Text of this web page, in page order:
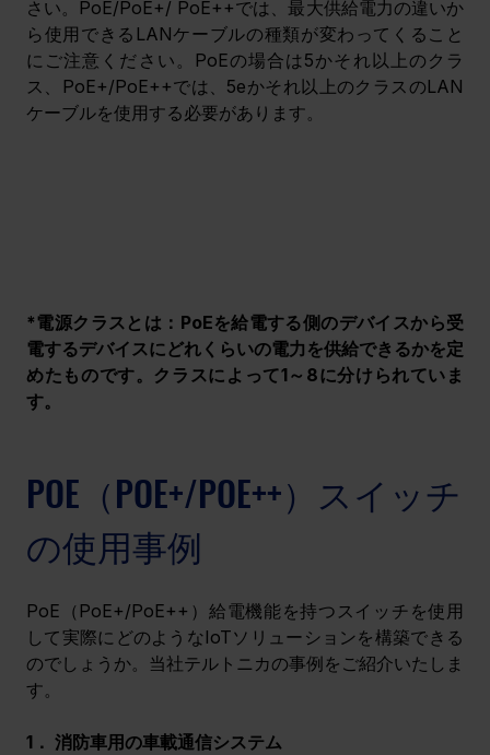
さい。PoE/PoE+/ PoE++では、最大供給電力の違いか
ら使用できるLANケーブルの種類が変わってくること
にご注意ください。PoEの場合は5かそれ以上のクラ
ス、PoE+/PoE++では、5eかそれ以上のクラスのLAN
ケーブルを使用する必要があります。
*電源クラスとは：PoEを給電する側のデバイスから受
電するデバイスにどれくらいの電力を供給できるかを定
めたものです。クラスによって1～8に分けられていま
す。
POE（POE+/POE++）スイッチ
の使用事例
PoE（PoE+/PoE++）給電機能を持つスイッチを使用
して実際にどのようなIoTソリューションを構築できる
のでしょうか。当社テルトニカの事例をご紹介いたしま
す。
1． 消防車用の車載通信システム